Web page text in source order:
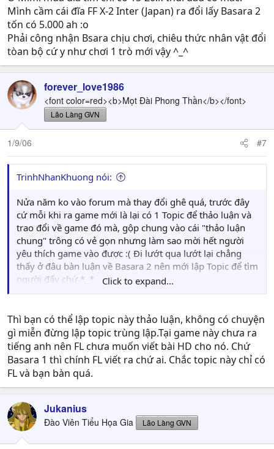
Mình cầm cái đĩa FF X-2 Inter (Japan) ra đổi lấy Basara 2
tốn có 5.000 ah :o
Phải công nhận Bsara chịu chơi, chiêu thức nhân vật đổi
tòan bộ cứ y như chơi 1 trò mới vậy ^_^
forever_love1986
<font color=red><b>Mọt Đài Phong Thần</b></font>
Lão Làng GVN
1/9/06 #7
TrinhNhanKhuong nói:
Nửa năm ko vào forum mà thay đổi ghê quá, trước đây
cứ mỗi khi ra game mới là lại có 1 Topic để thảo luận và
trao đổi về game đó mà, gộp chung vào cái "thảo luận
chung" trông có vẻ gọn nhưng làm sao mời hết người
yêu thích game vào được :( Đi lướt qua lướt lại chẳng
thấy ở đâu bàn luận về Basara 2 nên mới lập Topic để tìm
người đấy chứ *_*
rõ ràng hầu như ko cần phải có English (nhưng các Item
đặc biệt thì bó tay :p).
Ở Mimi mua đĩa tím chỉ có 15-20.k thui đâu có mắc.
Mình cầm cái đĩa FF X-2 Inter (Japan) ra đổi lấy Basara 2
tốn có 5.000 ah :o
Phải công nhận Bsara chịu chơi, chiêu thức nhân vật đổi
Click to expand...
Thì bạn có thể lập topic này thảo luận, không có chuyện
gì miễn đừng lập topic trùng lập.Tại game này chưa ra
tiếng anh nên FL chưa muốn viết bài HD cho nó. Chứ
Basara 1 thì chính FL viết ra chứ ai. Chắc topic này chỉ có
FL và bạn bàn quá.
Jukanius
Đào Viên Tiểu Họa Gia Lão Làng GVN